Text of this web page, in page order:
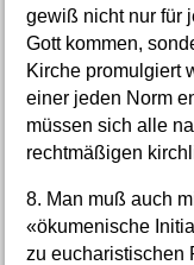
gewiß nicht nur für
Gott kommen,
Kirche promulgiert
einer jeden Norm
müssen sich alle
rechtmäßigen
8. Man muß auch
«ökumenische
zu eucharistischen